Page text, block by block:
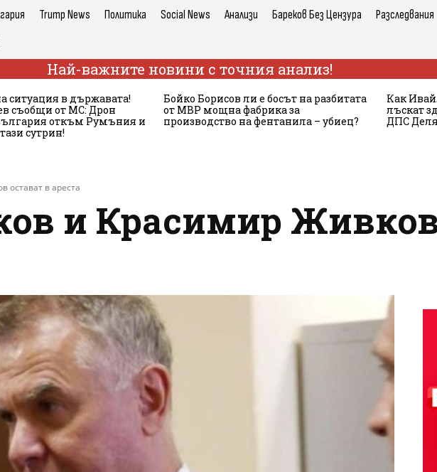
Trump News Политика Social News Анализи Бареков Без Цензура Разследвания
Най-важните новини с точния анализ!
ситуация в държавата!
съобщи от МС: Дрон
откъм Румъния и
сутрин!
Бойко Борисов ли е босът на разбитата
от МВР мощна фабрика за
производство на фентанила – убиец?
Как
лъскат
ДПС
остават в ареста
и Красимир